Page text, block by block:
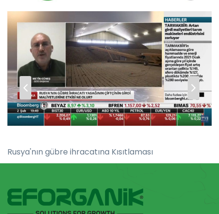
Rusya'nın gübre ihracatına Kısıtlaması